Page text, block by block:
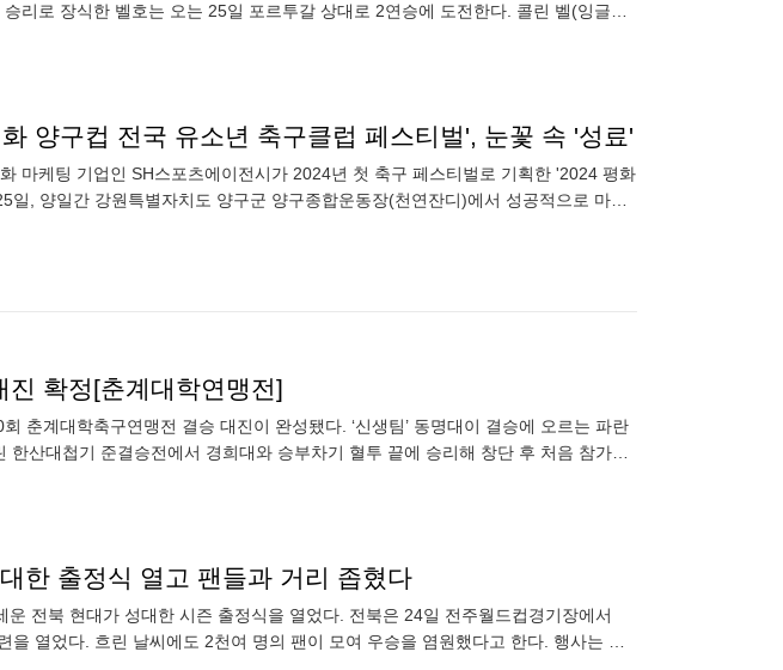
리로 장식한 벨호는 오는 25일 포르투갈 상대로 2연승에 도전한다. 콜린 벨(잉글랜
양구컵 전국 유소년 축구클럽 페스티벌', 눈꽃 속 '성료'
마케팅 기업인 SH스포츠에이전시가 2024년 첫 축구 페스티벌로 기획한 '2024 평화
, 양일간 강원특별자치도 양구군 양구종합운동장(천연잔디)에서 성공적으로 마무
확정[춘계대학연맹전]
춘계대학축구연맹전 결승 대진이 완성됐다. ‘신생팀’ 동명대이 결승에 오르는 파란
산대첩기 준결승전에서 경희대와 승부차기 혈투 끝에 승리해 창단 후 처음 참가한
한 출정식 열고 팬들과 거리 좁혔다
전북 현대가 성대한 시즌 출정식을 열었다. 전북은 24일 전주월드컵경기장에서
열었다. 흐린 날씨에도 2천여 명의 팬이 모여 우승을 염원했다고 한다. 행사는 오